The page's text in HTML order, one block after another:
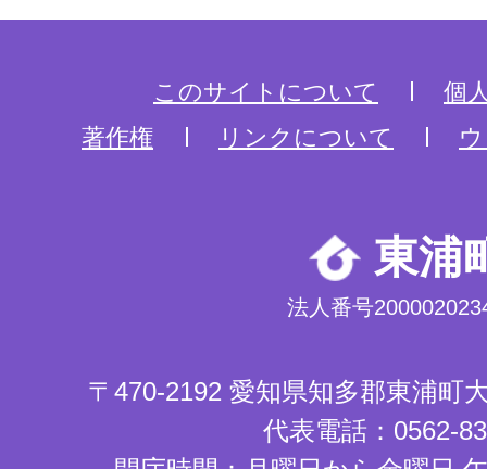
このサイトについて
個
著作権
リンクについて
東浦
法人番号
〒470-2192 愛知県知多郡東浦町
代表電話：0562-